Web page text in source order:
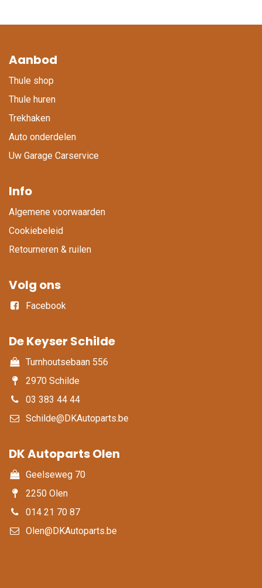
Aanbod
Thule shop
Thule huren
Trekhaken
Auto onderdelen
Uw Garage Carservice
Info
Algemene voorwaarden
Cookiebeleid
Retourneren & ruilen
Volg ons
Facebook
De Keyser Schilde
Turnhoutsebaan 556
2970 Schilde
03 383 44 44
Schilde@DKAutoparts.be
DK Autoparts Olen​
Geelseweg 70
2250 Olen
014 21 70 87
Olen@DKAutoparts.be